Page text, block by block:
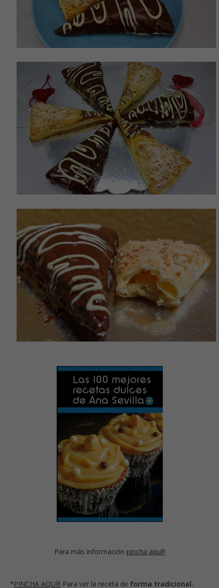
Para más información pincha aquí!!
*PINCHA AQUÍ!! Para ver la receta de forma tradicional.